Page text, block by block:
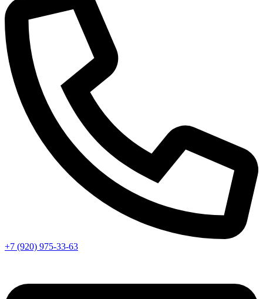
+7 (920) 975-33-63